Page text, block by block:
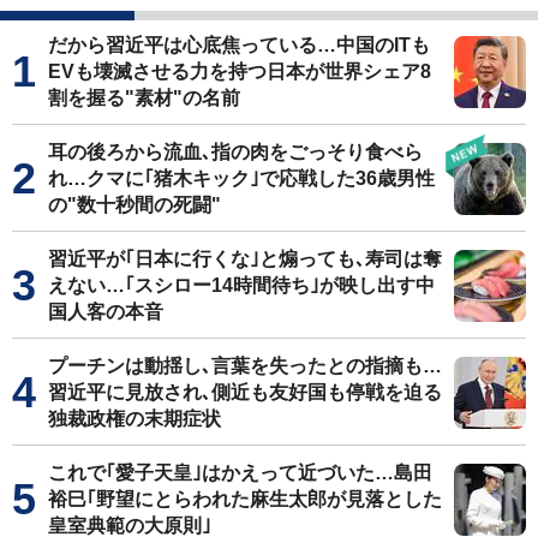
だから習近平は心底焦っている…中国のITも
EVも壊滅させる力を持つ日本が世界シェア8
割を握る"素材"の名前
耳の後ろから流血､指の肉をごっそり食べら
れ…クマに｢猪木キック｣で応戦した36歳男性
の"数十秒間の死闘"
習近平が｢日本に行くな｣と煽っても､寿司は奪
えない…｢スシロー14時間待ち｣が映し出す中
国人客の本音
プーチンは動揺し､言葉を失ったとの指摘も…
習近平に見放され､側近も友好国も停戦を迫る
独裁政権の末期症状
これで｢愛子天皇｣はかえって近づいた…島田
裕巳｢野望にとらわれた麻生太郎が見落とした
皇室典範の大原則｣